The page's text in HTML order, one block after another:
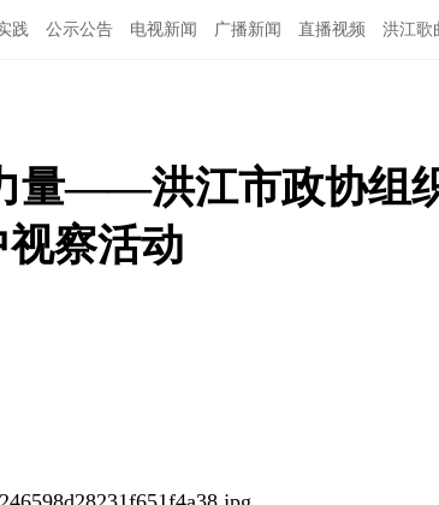
践 公示公告 电视新闻 广播新闻 直播视频 洪江歌
量——洪江市政协组
察活动